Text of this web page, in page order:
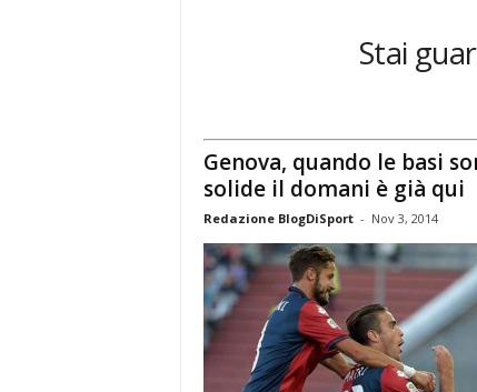
Stai
Genova, quando le basi
solide il domani è già qui
Redazione BlogDiSport - Nov 3, 2014